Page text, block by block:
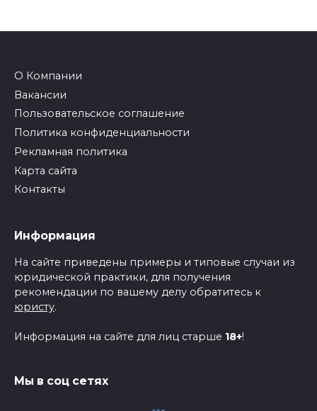
О Компании
Вакансии
Пользовательское соглашение
Политика конфиденциальности
Рекламная политика
Карта сайта
Контакты
Информация
На сайте приведены примеры и типовые случаи из
юридической практики, для получения
рекомендации по вашему делу обратитесь к
юристу.
Информация на сайте для лиц старше 18+!
Мы в соц сетях